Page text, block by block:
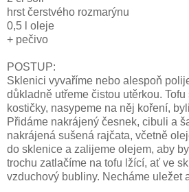
hrst čerstvého rozmarýnu
0,5 l oleje
+ pečivo
POSTUP:
Sklenici vyvaříme nebo alespoň
důkladně utřeme čistou utěrkou. Tofu
Přidáme nakrájený česnek, cibuli a
nakrájená sušená rajčata, včetně
do sklenice a zalijeme olejem, aby
trochu zatlačíme na tofu lžící, ať ve
vzduchový bubliny. Necháme uležet